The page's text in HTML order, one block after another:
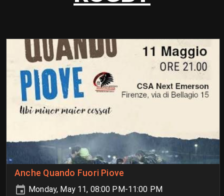
Anche Quando Fuori Piove
Monday, May 11, 08:00 PM-11:00 PM